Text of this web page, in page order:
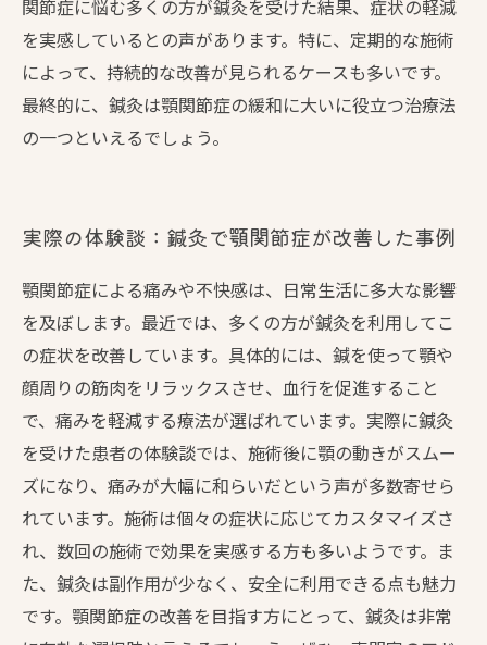
関節症に悩む多くの方が鍼灸を受けた結果、症状の軽減
を実感しているとの声があります。特に、定期的な施術
によって、持続的な改善が見られるケースも多いです。
最終的に、鍼灸は顎関節症の緩和に大いに役立つ治療法
の一つといえるでしょう。
実際の体験談：鍼灸で顎関節症が改善した事例
顎関節症による痛みや不快感は、日常生活に多大な影響
を及ぼします。最近では、多くの方が鍼灸を利用してこ
の症状を改善しています。具体的には、鍼を使って顎や
顔周りの筋肉をリラックスさせ、血行を促進すること
で、痛みを軽減する療法が選ばれています。実際に鍼灸
を受けた患者の体験談では、施術後に顎の動きがスムー
ズになり、痛みが大幅に和らいだという声が多数寄せら
れています。施術は個々の症状に応じてカスタマイズさ
れ、数回の施術で効果を実感する方も多いようです。ま
た、鍼灸は副作用が少なく、安全に利用できる点も魅力
です。顎関節症の改善を目指す方にとって、鍼灸は非常